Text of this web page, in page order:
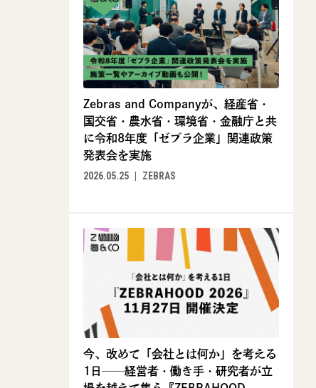
Zebras and Companyが、経産省・
国交省・農水省・環境省・金融庁と共
に令和8年度「ゼブラ企業」関連政策
発表会を実施
2026.05.25
ZEBRAS
今、改めて「会社とは何か」を考える
1日──経営者・働き手・研究者が立